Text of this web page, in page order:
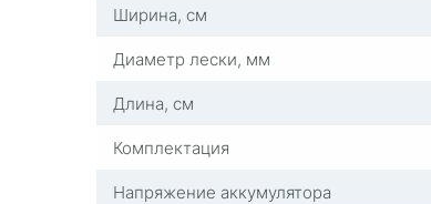
Ширина, см
Диаметр лески, мм
Длина, см
Комплектация
Напряжение аккумулятора